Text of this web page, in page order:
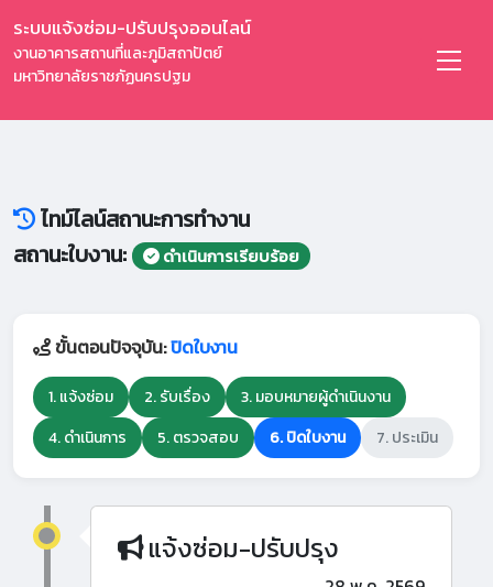
ระบบแจ้งซ่อม-ปรับปรุงออนไลน์
งานอาคารสถานที่และภูมิสถาปัตย์
มหาวิทยาลัยราชภัฏนครปฐม
ไทม์ไลน์สถานะการทำงาน
สถานะใบงาน:
ดำเนินการเรียบร้อย
ขั้นตอนปัจจุบัน:ปิดใบงาน
1. แจ้งซ่อม 2. รับเรื่อง
3. มอบหมายผู้ดำเนินงาน
4. ดำเนินการ
5. ตรวจสอบ 6. ปิดใบงาน 7. ประเมิน
แจ้งซ่อม-ปรับปรุง